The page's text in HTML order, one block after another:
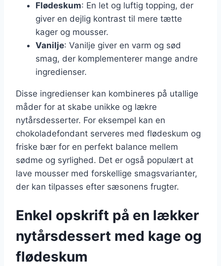
Flødeskum: En let og luftig topping, der
giver en dejlig kontrast til mere tætte
kager og mousser.
Vanilje: Vanilje giver en varm og sød
smag, der komplementerer mange andre
ingredienser.
Disse ingredienser kan kombineres på utallige
måder for at skabe unikke og lækre
nytårsdesserter. For eksempel kan en
chokoladefondant serveres med flødeskum og
friske bær for en perfekt balance mellem
sødme og syrlighed. Det er også populært at
lave mousser med forskellige smagsvarianter,
der kan tilpasses efter sæsonens frugter.
Enkel opskrift på en lækker
nytårsdessert med kage og
flødeskum